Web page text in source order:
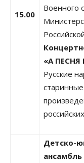
15.00
Военного
«А
Русские
Детско-